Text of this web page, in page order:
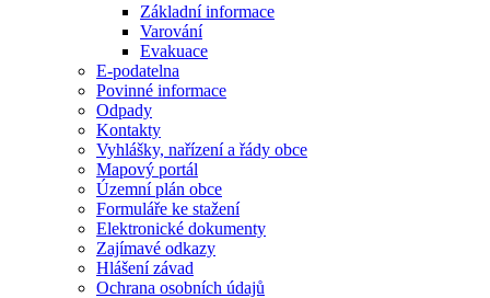
Základní informace
Varování
Evakuace
E-podatelna
Povinné informace
Odpady
Kontakty
Vyhlášky, nařízení a řády obce
Mapový portál
Územní plán obce
Formuláře ke stažení
Elektronické dokumenty
Zajímavé odkazy
Hlášení závad
Ochrana osobních údajů